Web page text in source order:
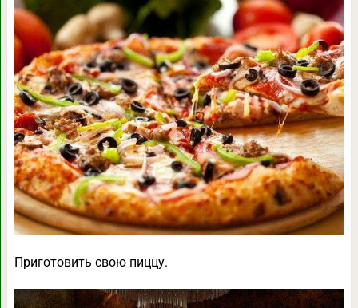
Приготовить свою пиццу.